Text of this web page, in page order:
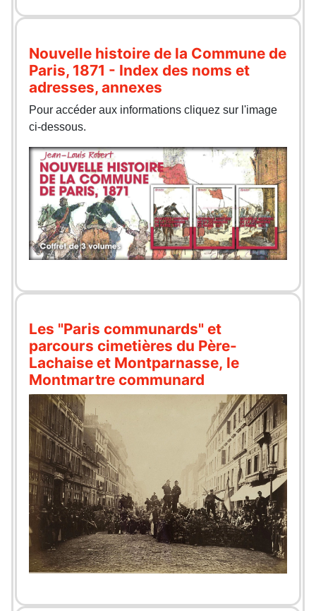
Nouvelle histoire de la Commune de
Paris, 1871 - Index des noms et
adresses, annexes
Pour accéder aux informations cliquez sur l'image
ci-dessous.
Les "Paris communards" et
parcours cimetières du Père-
Lachaise et Montparnasse, le
Montmartre communard